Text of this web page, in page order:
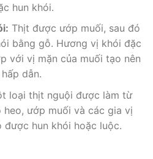
hun khói.
Thịt được ướp muối, sau đó
bằng gỗ. Hương vị khói đặc
với vị mặn của muối tạo nên
dẫn.
loại thịt nguội được làm từ
heo, ướp muối và các gia vị
được hun khói hoặc luộc.